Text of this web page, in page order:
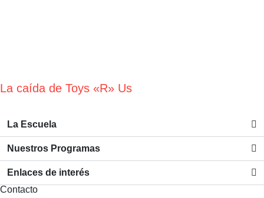
La caída de Toys «R» Us
La Escuela
Nuestros Programas
Enlaces de interés
Contacto